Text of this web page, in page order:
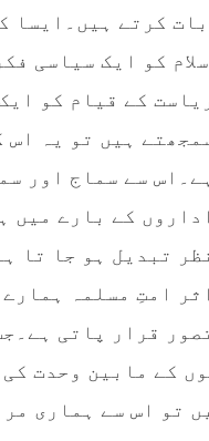
کرتے ہیں۔ایسا
کو ایک سیاسی
ریاست کے قیام کو
ہیں تو یہ اس
سے سماج اور
کے بارے میں
تبدیل ہو جا تا
امتِ مسلمہ
قرار پاتی
کے مابین وحدت
تو اس سے ہماری